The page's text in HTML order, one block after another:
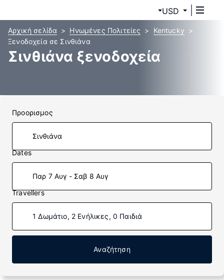
USD
Αρχική σελίδα Ηνωμένες Πολιτείες
Kentucky
Ξενοδοχεία σε Σινθιάνα
Σινθιάνα ξενοδοχεία
Προορισμος
Dates
Παρ 7 Αυγ - Σαβ 8 Αυγ
Travellers
1 Δωμάτιο, 2 Ενήλικες, 0 Παιδιά
Αναζήτηση